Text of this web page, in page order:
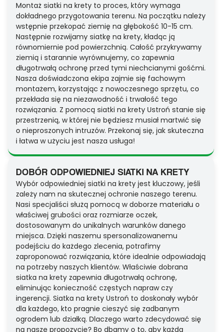
Montaż siatki na krety to proces, który wymaga
dokładnego przygotowania terenu. Na początku należy
wstępnie przekopać ziemię na głębokość 10-15 cm.
Następnie rozwijamy siatkę na krety, kładąc ją
równomiernie pod powierzchnią. Całość przykrywamy
ziemią i starannie wyrównujemy, co zapewnia
długotrwałą ochronę przed tymi niechcianymi gośćmi.
Nasza doświadczona ekipa zajmie się fachowym
montażem, korzystając z nowoczesnego sprzętu, co
przekłada się na niezawodność i trwałość tego
rozwiązania. Z pomocą siatki na krety Ustroń stanie się
przestrzenią, w której nie będziesz musiał martwić się
o nieproszonych intruzów. Przekonaj się, jak skuteczna
i łatwa w użyciu jest nasza usługa!
DOBÓR ODPOWIEDNIEJ SIATKI NA KRETY
Wybór odpowiedniej siatki na krety jest kluczowy, jeśli
zależy nam na skutecznej ochronie naszego terenu.
Nasi specjaliści służą pomocą w doborze materiału o
właściwej grubości oraz rozmiarze oczek,
dostosowanym do unikalnych warunków danego
miejsca. Dzięki naszemu spersonalizowanemu
podejściu do każdego zlecenia, potrafimy
zaproponować rozwiązania, które idealnie odpowiadają
na potrzeby naszych klientów. Właściwie dobrana
siatka na krety zapewnia długotrwałą ochronę,
eliminując konieczność częstych napraw czy
ingerencji. Siatka na krety Ustroń to doskonały wybór
dla każdego, kto pragnie cieszyć się zadbanym
ogrodem lub działką. Dlaczego warto zdecydować się
na nasze propozycje? Bo dbamy o to, aby każda